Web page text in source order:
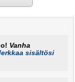
Vanha
sisältösi